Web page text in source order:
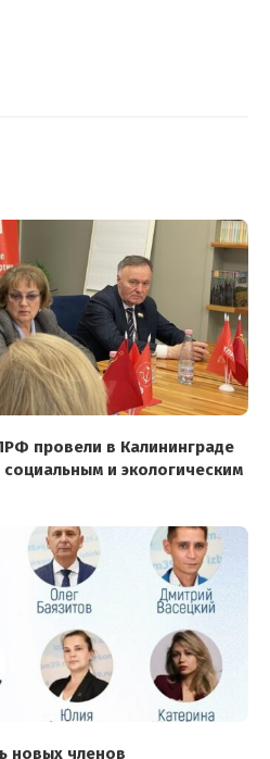
провели в Калининграде
и экологическим
новых членов